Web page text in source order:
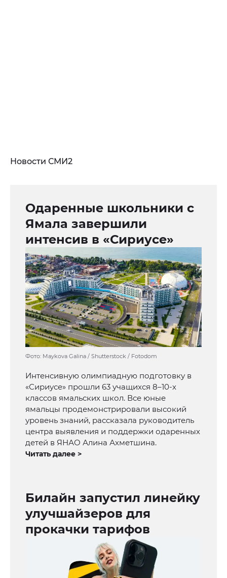
Новости СМИ2
Одаренные школьники с
Ямала завершили
интенсив в «Сириусе»
Фото: Maykova Galina / Shutterstock / Fotodom
Интенсивную олимпиадную подготовку в
«Сириусе» прошли 63 учащихся 8–10-х
классов ямальских школ. Все юные
ямальцы продемонстрировали высокий
уровень знаний, рассказала руководитель
центра выявления и поддержки одаренных
детей в ЯНАО Алина Ахметшина.
Читать далее >
Билайн запустил линейку
улучшайзеров для
прокачки тарифов